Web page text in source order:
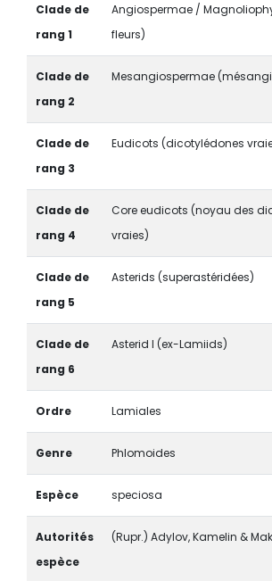
Clade de
rang 1
Angiospermae /
fleurs)
Clade de
rang 2
Mesangiospermae
Clade de
rang 3
Eudicots (dicotylédones
Clade de
rang 4
Core eudicots (noyau des
vraies)
Clade de
rang 5
Asterids (superastéridées)
Clade de
rang 6
Asterid I (ex-Lamiids)
Ordre Lamiales
Genre Phlomoides
Espèce speciosa
Autorités
espèce
(Rupr.) Adylov, Kamelin &